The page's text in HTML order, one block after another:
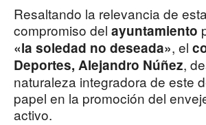
Resaltando la relevancia de
compromiso del ayuntamiento
«la soledad no deseada», el
Deportes, Alejandro Núñez,
naturaleza integradora de este
papel en la promoción del
activo.